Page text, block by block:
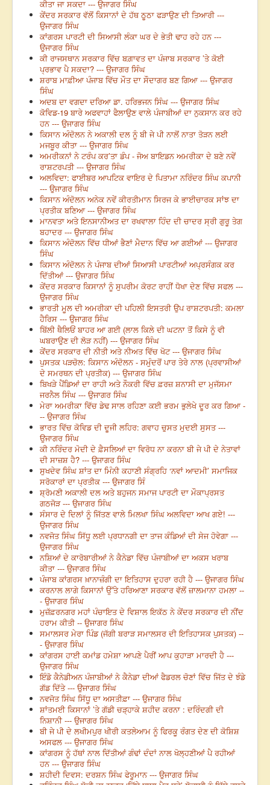
ਕੀਤਾ ਜਾ ਸਕਦਾ --- ਉਜਾਗਰ ਸਿੰਘ
ਕੇਂਦਰ ਸਰਕਾਰ ਵੱਲੋਂ ਕਿਸਾਨਾਂ ਦੇ ਹੱਥ ਠੂਠਾ ਫੜਾਉਣ ਦੀ ਤਿਆਰੀ ---
ਉਜਾਗਰ ਸਿੰਘ
ਕਾਂਗਰਸ ਪਾਰਟੀ ਦੀ ਸਿਆਸੀ ਲੰਕਾ ਘਰ ਦੇ ਭੇਤੀ ਢਾਹ ਰਹੇ ਹਨ ---
ਉਜਾਗਰ ਸਿੰਘ
ਕੀ ਰਾਜਸਥਾਨ ਸਰਕਾਰ ਵਿੱਚ ਬਗ਼ਾਵਤ ਦਾ ਪੰਜਾਬ ਸਰਕਾਰ ’ਤੇ ਕੋਈ
ਪ੍ਰਭਾਵ ਪੈ ਸਕਦਾ? --- ਉਜਾਗਰ ਸਿੰਘ
ਸ਼ਰਾਬ ਮਾਫ਼ੀਆ ਪੰਜਾਬ ਵਿੱਚ ਮੌਤ ਦਾ ਸੌਦਾਗਰ ਬਣ ਗਿਆ --- ਉਜਾਗਰ
ਸਿੰਘ
ਅਦਬ ਦਾ ਵਗਦਾ ਦਰਿਆ ਡਾ. ਹਰਿਭਜਨ ਸਿੰਘ --- ਉਜਾਗਰ ਸਿੰਘ
ਕੋਵਿਡ-19 ਬਾਰੇ ਅਫਵਾਹਾਂ ਫੈਲਾਉਣ ਵਾਲੇ ਪੰਜਾਬੀਆਂ ਦਾ ਨੁਕਸਾਨ ਕਰ ਰਹੇ
ਹਨ --- ਉਜਾਗਰ ਸਿੰਘ
ਕਿਸਾਨ ਅੰਦੋਲਨ ਨੇ ਅਕਾਲੀ ਦਲ ਨੂੰ ਬੀ ਜੇ ਪੀ ਨਾਲੋਂ ਨਾਤਾ ਤੋੜਨ ਲਈ
ਮਜਬੂਰ ਕੀਤਾ --- ਉਜਾਗਰ ਸਿੰਘ
ਅਮਰੀਕਨਾਂ ਨੇ ਟਰੰਪ ਕਰ’ਤਾ ਡੰਪ - ਜੋਅ ਬਾਇਡਨ ਅਮਰੀਕਾ ਦੇ ਬਣੇ ਨਵੇਂ
ਰਾਸ਼ਟਰਪਤੀ --- ਉਜਾਗਰ ਸਿੰਘ
ਅਲਵਿਦਾ: ਫਾਈਬਰ ਆਪਟਿਕ ਵਾਇਰ ਦੇ ਪਿਤਾਮਾ ਨਰਿੰਦਰ ਸਿੰਘ ਕਪਾਨੀ
--- ਉਜਾਗਰ ਸਿੰਘ
ਕਿਸਾਨ ਅੰਦੋਲਨ ਅਨੇਕ ਨਵੇਂ ਕੀਰਤੀਮਾਨ ਸਿਰਜ ਕੇ ਭਾਈਚਾਰਕ ਸਾਂਝ ਦਾ
ਪ੍ਰਤੀਕ ਬਣਿਆ --- ਉਜਾਗਰ ਸਿੰਘ
ਮਾਨਵਤਾ ਅਤੇ ਇਨਸਾਨੀਅਤ ਦਾ ਰਖਵਾਲਾ ਹਿੰਦ ਦੀ ਚਾਦਰ ਸ੍ਰੀ ਗੁਰੂ ਤੇਗ
ਬਹਾਦਰ --- ਉਜਾਗਰ ਸਿੰਘ
ਕਿਸਾਨ ਅੰਦੋਲਨ ਵਿੱਚ ਧੀਆਂ ਭੈਣਾਂ ਮੈਦਾਨ ਵਿੱਚ ਆ ਗਈਆਂ --- ਉਜਾਗਰ
ਸਿੰਘ
ਕਿਸਾਨ ਅੰਦੋਲਨ ਨੇ ਪੰਜਾਬ ਦੀਆਂ ਸਿਆਸੀ ਪਾਰਟੀਆਂ ਅਪ੍ਰਸੰਗਕ ਕਰ
ਦਿੱਤੀਆਂ --- ਉਜਾਗਰ ਸਿੰਘ
ਕੇਂਦਰ ਸਰਕਾਰ ਕਿਸਾਨਾਂ ਨੂੰ ਸੁਪਰੀਮ ਕੋਰਟ ਰਾਹੀਂ ਧੋਖਾ ਦੇਣ ਵਿੱਚ ਸਫਲ ---
ਉਜਾਗਰ ਸਿੰਘ
ਭਾਰਤੀ ਮੂਲ ਦੀ ਅਮਰੀਕਾ ਦੀ ਪਹਿਲੀ ਇਸਤਰੀ ਉਪ ਰਾਸ਼ਟਰਪਤੀ: ਕਮਲਾ
ਹੈਰਿਸ --- ਉਜਾਗਰ ਸਿੰਘ
ਬਿੱਲੀ ਥੈਲਿਓਂ ਬਾਹਰ ਆ ਗਈ (ਲਾਲ ਕਿਲੇ ਦੀ ਘਟਨਾ ਤੋਂ ਕਿਸੇ ਨੂੰ ਵੀ
ਘਬਰਾਉਣ ਦੀ ਲੋੜ ਨਹੀਂ) --- ਉਜਾਗਰ ਸਿੰਘ
ਕੇਂਦਰ ਸਰਕਾਰ ਦੀ ਨੀਤੀ ਅਤੇ ਨੀਅਤ ਵਿੱਚ ਖੋਟ --- ਉਜਾਗਰ ਸਿੰਘ
ਪੁਸਤਕ ਪੜਚੋਲ: ਕਿਸਾਨ ਅੰਦੋਲਨ - ਸਮੁੰਦਰੋਂ ਪਾਰ ਤੇਰੇ ਨਾਲ (ਪ੍ਰਵਾਸੀਆਂ
ਦੇ ਸਮਰਥਨ ਦੀ ਪ੍ਰਤੀਕ) --- ਉਜਾਗਰ ਸਿੰਘ
ਬਿਖੜੇ ਪੈਂਡਿਆਂ ਦਾ ਰਾਹੀ ਅਤੇ ਨੌਕਰੀ ਵਿੱਚ ਫ਼ਰਜ਼ ਸ਼ਨਾਸੀ ਦਾ ਮੁਜੱਸਮਾ
ਜਰਨੈਲ ਸਿੰਘ --- ਉਜਾਗਰ ਸਿੰਘ
ਮੇਰਾ ਅਮਰੀਕਾ ਵਿੱਚ ਡੇਢ ਸਾਲ ਰਹਿਣਾ ਕਈ ਭਰਮ ਭੁਲੇਖੇ ਦੂਰ ਕਰ ਗਿਆ -
-- ਉਜਾਗਰ ਸਿੰਘ
ਭਾਰਤ ਵਿੱਚ ਕੋਵਿਡ ਦੀ ਦੂਜੀ ਲਹਿਰ: ਗਵਾਹ ਚੁਸਤ ਮੁਦਈ ਸੁਸਤ ---
ਉਜਾਗਰ ਸਿੰਘ
ਕੀ ਨਰਿੰਦਰ ਮੋਦੀ ਦੇ ਫ਼ੈਸਲਿਆਂ ਦਾ ਵਿਰੋਧ ਨਾ ਕਰਨਾ ਬੀ ਜੇ ਪੀ ਦੇ ਨੇਤਾਵਾਂ
ਦੀ ਸਾਜ਼ਸ਼ ਹੈ? --- ਉਜਾਗਰ ਸਿੰਘ
ਸੁਖਦੇਵ ਸਿੰਘ ਸ਼ਾਂਤ ਦਾ ਮਿੰਨੀ ਕਹਾਣੀ ਸੰਗ੍ਰਹਿ ‘ਨਵਾਂ ਆਦਮੀ’ ਸਮਾਜਿਕ
ਸਰੋਕਾਰਾਂ ਦਾ ਪ੍ਰਤੀਕ --- ਉਜਾਗਰ ਸਿੰ
ਸ਼੍ਰੋਮਣੀ ਅਕਾਲੀ ਦਲ ਅਤੇ ਬਹੁਜਨ ਸਮਾਜ ਪਾਰਟੀ ਦਾ ਮੌਕਾਪ੍ਰਸਤ
ਗਠਜੋੜ --- ਉਜਾਗਰ ਸਿੰਘ
ਸੰਸਾਰ ਦੇ ਦਿਲਾਂ ਨੂੰ ਜਿੱਤਣ ਵਾਲੇ ਮਿਲਖਾ ਸਿੰਘ ਅਲਵਿਦਾ ਆਖ ਗਏ! ---
ਉਜਾਗਰ ਸਿੰਘ
ਨਵਜੋਤ ਸਿੰਘ ਸਿੱਧੂ ਲਈ ਪ੍ਰਧਾਨਗੀ ਦਾ ਤਾਜ ਕੰਡਿਆਂ ਦੀ ਸੇਜ ਹੋਵੇਗਾ ---
ਉਜਾਗਰ ਸਿੰਘ
ਨਸ਼ਿਆਂ ਦੇ ਕਾਰੋਬਾਰੀਆਂ ਨੇ ਕੈਨੇਡਾ ਵਿੱਚ ਪੰਜਾਬੀਆਂ ਦਾ ਅਕਸ ਖਰਾਬ
ਕੀਤਾ --- ਉਜਾਗਰ ਸਿੰਘ
ਪੰਜਾਬ ਕਾਂਗਰਸ ਖ਼ਾਨਾਜ਼ੰਗੀ ਦਾ ਇਤਿਹਾਸ ਦੁਹਰਾ ਰਹੀ ਹੈ --- ਉਜਾਗਰ ਸਿੰਘ
ਕਰਨਾਲ ਲਾਗੇ ਕਿਸਾਨਾਂ ਉੱਤੇ ਹਰਿਆਣਾ ਸਰਕਾਰ ਵੱਲੋਂ ਜ਼ਾਲਮਾਨਾ ਹਮਲਾ --
- ਉਜਾਗਰ ਸਿੰਘ
ਮੁਜ਼ੱਫ਼ਰਨਗਰ ਮਹਾਂ ਪੰਚਾਇਤ ਦੇ ਵਿਸ਼ਾਲ ਇਕੱਠ ਨੇ ਕੇਂਦਰ ਸਰਕਾਰ ਦੀ ਨੀਂਦ
ਹਰਾਮ ਕੀਤੀ -- ਉਜਾਗਰ ਸਿੰਘ
ਸਮਾਲਸਰ ਮੇਰਾ ਪਿੰਡ (ਜੱਗੀ ਬਰਾੜ ਸਮਾਲਸਰ ਦੀ ਇਤਿਹਾਸਕ ਪੁਸਤਕ) --
- ਉਜਾਗਰ ਸਿੰਘ
ਕਾਂਗਰਸ ਹਾਈ ਕਮਾਂਡ ਹਮੇਸ਼ਾ ਆਪਣੇ ਪੈਰੀਂ ਆਪ ਕੁਹਾੜਾ ਮਾਰਦੀ ਹੈ ---
ਉਜਾਗਰ ਸਿੰਘ
ਇੰਡੋ ਕੈਨੇਡੀਅਨ ਪੰਜਾਬੀਆਂ ਨੇ ਕੈਨੇਡਾ ਦੀਆਂ ਫੈਡਰਲ ਚੋਣਾਂ ਵਿੱਚ ਜਿੱਤ ਦੇ ਝੰਡੇ
ਗੱਡ ਦਿੱਤੇ --- ਉਜਾਗਰ ਸਿੰਘ
ਨਵਜੋਤ ਸਿੰਘ ਸਿੱਧੂ ਦਾ ਅਸਤੀਫ਼ਾ --- ਉਜਾਗਰ ਸਿੰਘ
ਸ਼ਾਂਤਮਈ ਕਿਸਾਨਾਂ ’ਤੇ ਗੱਡੀ ਚੜ੍ਹਾਕੇ ਸ਼ਹੀਦ ਕਰਨਾ : ਦਰਿੰਦਗੀ ਦੀ
ਨਿਸ਼ਾਨੀ --- ਉਜਾਗਰ ਸਿੰਘ
ਬੀ ਜੇ ਪੀ ਦੇ ਲਖੀਮਪੁਰ ਖੀਰੀ ਕਤਲੇਆਮ ਨੂੰ ਫਿਰਕੂ ਰੰਗਤ ਦੇਣ ਦੀ ਕੋਸ਼ਿਸ਼
ਅਸਫਲ --- ਉਜਾਗਰ ਸਿੰਘ
ਕਾਂਗਰਸ ਨੂੰ ਹੱਥਾਂ ਨਾਲ ਦਿੱਤੀਆਂ ਗੰਢਾਂ ਦੰਦਾਂ ਨਾਲ ਖੋਲ੍ਹਣੀਆਂ ਪੈ ਰਹੀਆਂ
ਹਨ --- ਉਜਾਗਰ ਸਿੰਘ
ਸ਼ਹੀਦੀ ਦਿਵਸ: ਦਰਸ਼ਨ ਸਿੰਘ ਫੇਰੂਮਾਨ --- ਉਜਾਗਰ ਸਿੰਘ